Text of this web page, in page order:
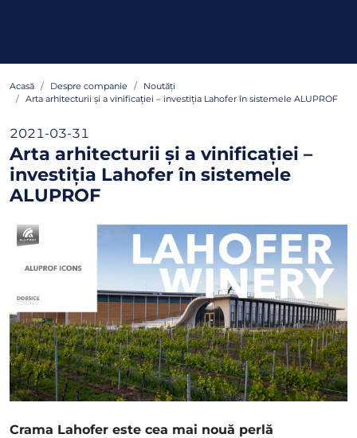
Acasă Despre companie
Noutăți
Arta arhitecturii și a vinificației – investiția Lahofer în sistemele ALUPROF
2021-03-31
Arta arhitecturii și a vinificației –
investiția Lahofer în sistemele
ALUPROF
Crama Lahofer este cea mai nouă perlă